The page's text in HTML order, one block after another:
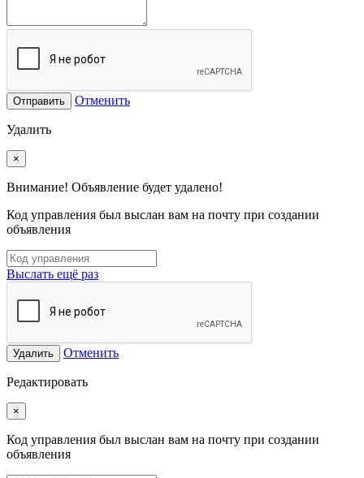
Отправить Отменить
Удалить
×
Внимание! Объявление будет удалено!
Код управления был выслан вам на почту при создании
объявления
Выслать ещё раз
Удалить Отменить
Редактировать
×
Код управления был выслан вам на почту при создании
объявления